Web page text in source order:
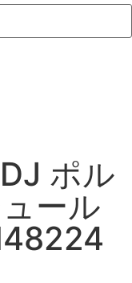
ポル
ール